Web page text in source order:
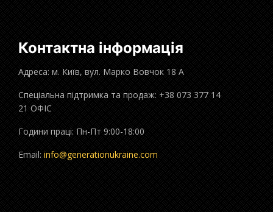
Контактна інформація
Адреса: м. Київ, вул. Марко Вовчок 18 А
Спеціальна підтримка та продаж: +38 073 377 14
21 ОФІС
Години праці: Пн-Пт 9:00-18:00
Email: info@generationukraine.com